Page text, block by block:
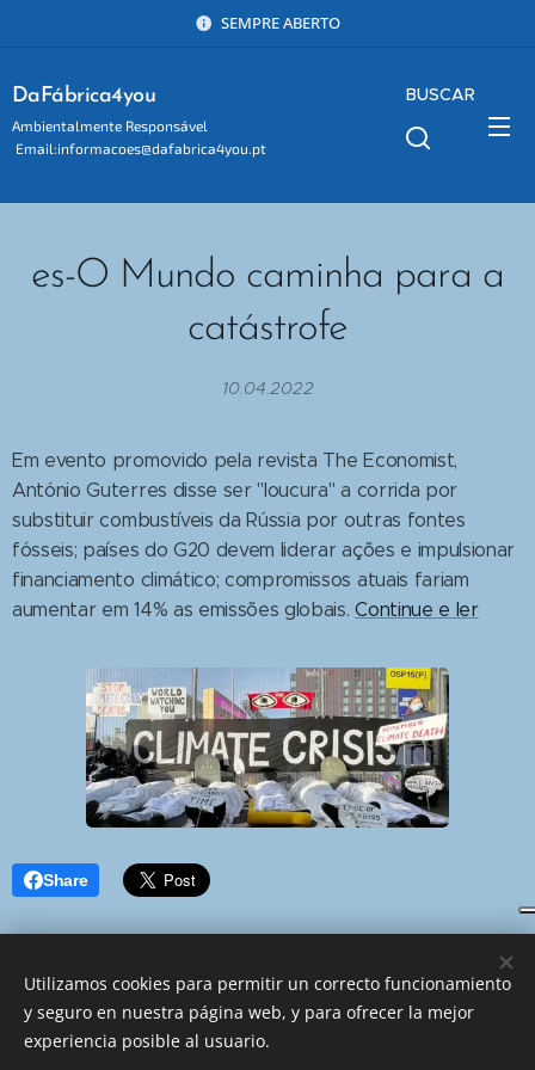
SEMPRE ABERTO
DaFábrica4you
Ambientalmente Responsável
Email:informacoes@dafabrica4you.pt
BUSCAR
es-O Mundo caminha para a
catástrofe
10.04.2022
Em evento promovido pela revista The Economist,
António Guterres disse ser "loucura" a corrida por
substituir combustíveis da Rússia por outras fontes
fósseis; países do G20 devem liderar ações e impulsionar
financiamento climático; compromissos atuais fariam
aumentar em 14% as emissões globais.Continue e ler
Share
Dafábrica4you
Utilizamos cookies para permitir un correcto funcionamiento
y seguro en nuestra página web, y para ofrecer la mejor
experiencia posible al usuario.